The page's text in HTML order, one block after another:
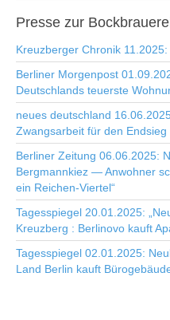
Presse zur
Kreuzberger Chronik
Berliner Morgenpost
Deutschlands teuerste
neues deutschland
Zwangsarbeit für den Endsieg
Berliner Zeitung 06.06.2025:
Bergmannkiez — Anwohner
ein Reichen-Viertel“
Tagesspiegel 20.01.2025:
Kreuzberg : Berlinovo kauft
Tagesspiegel 02.01.2025:
Land Berlin kauft